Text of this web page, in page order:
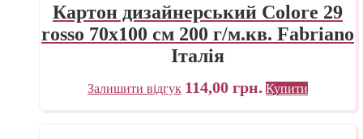
Картон дизайнерський Colore 29
rosso 70х100 см 200 г/м.кв. Fabriano
Італія
Залишити відгук 114,00 грн. Купити